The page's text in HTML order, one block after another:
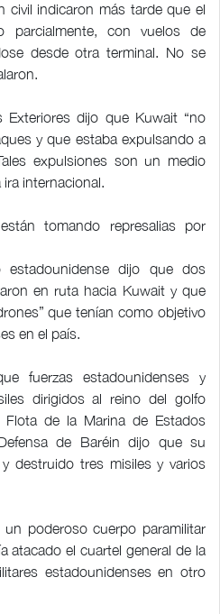
civil indicaron más tarde que el
parcialmente, con vuelos de
desde otra terminal. No se
Exteriores dijo que Kuwait “no
y que estaba expulsando a
expulsiones son un medio
internacional.
tomando represalias por
estadounidense dijo que dos
en ruta hacia Kuwait y que
que tenían como objetivo
en el país.
fuerzas estadounidenses y
dirigidos al reino del golfo
Flota de la Marina de Estados
de Baréin dijo que su
destruido tres misiles y varios
un poderoso cuerpo paramilitar
atacado el cuartel general de la
estadounidenses en otro